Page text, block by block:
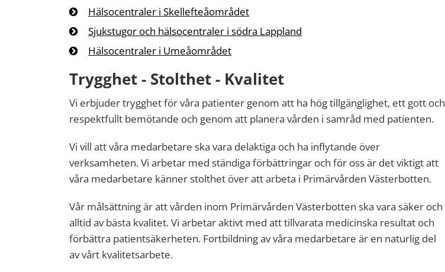
Hälsocentraler i Skellefteåområdet
Sjukstugor och hälsocentraler i södra Lappland
Hälsocentraler i Umeåområdet
Trygghet - Stolthet - Kvalitet
Vi erbjuder trygghet för våra patienter genom att ha hög tillgänglighet, ett gott och
respektfullt bemötande och genom att planera vården i samråd med patienten.
Vi vill att våra medarbetare ska vara delaktiga och ha inflytande över
verksamheten. Vi arbetar med ständiga förbättringar och för oss är det viktigt att
våra medarbetare känner stolthet över att arbeta i Primärvården Västerbotten.
Vår målsättning är att vården inom Primärvården Västerbotten ska vara säker och
alltid av bästa kvalitet. Vi arbetar aktivt med att tillvarata medicinska resultat och
förbättra patientsäkerheten. Fortbildning av våra medarbetare är en naturlig del
av vårt kvalitetsarbete.